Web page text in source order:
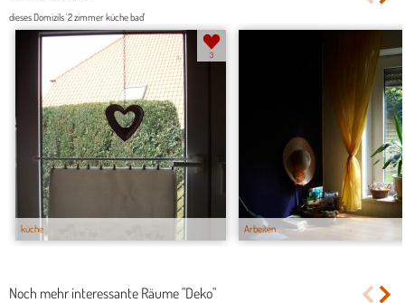
dieses Domizils '2 zimmer küche bad'
küche
3
Arbeiten
Noch mehr interessante Räume "Deko"